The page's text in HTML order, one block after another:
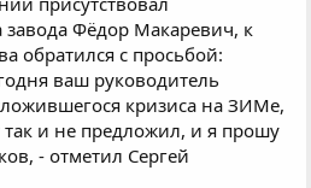
завода Фёдор Макаревич, к
обратился с просьбой:
ваш руководитель
кризиса на ЗИМе,
и не предложил, и я прошу
- отметил Сергей